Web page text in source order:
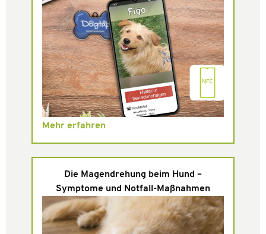
Mehr erfahren
Die Magendrehung beim Hund –
Symptome und Notfall-Maßnahmen